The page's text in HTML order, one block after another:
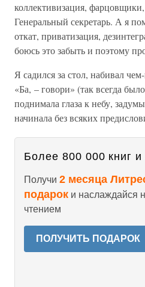
коллективизация,
Генеральный секретарь. А я
откат, приватизация,
боюсь это забыть и поэтому
Я садился за стол, набивал
«Ба, – говори» (так всегда
поднимала глаза к небу,
начинала без всяких
Более 800 000 книг и
Получи 2 месяца
подарок и наслаждайся
чтением
ПОЛУЧИТЬ ПОДАРОК